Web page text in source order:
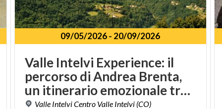
09/05/2026- 20/09/2026
Valle Intelvi Experience: il
percorso di Andrea Brenta,
un itinerario emozionale tra natura e storia del Risorgimento
Valle IntelviCentro Valle Intelvi (CO)